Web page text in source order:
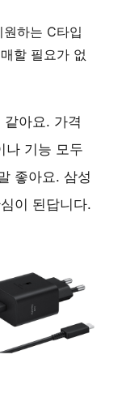
하는 C타입
할 필요가 없
아요. 가격
나 기능 모두
좋아요. 삼성
이 된답니다.